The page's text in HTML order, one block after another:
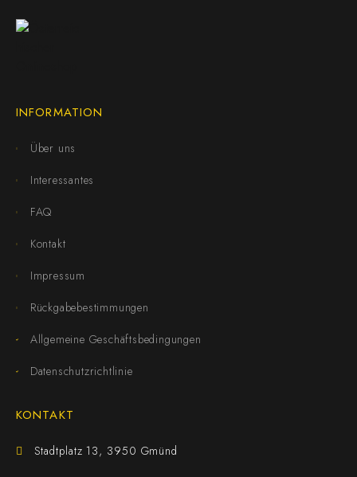
INFORMATION
Über uns
Interessantes
FAQ
Kontakt
Impressum
Rückgabebestimmungen
Allgemeine Geschäftsbedingungen
Datenschutzrichtlinie
KONTAKT
Stadtplatz 13, 3950 Gmünd